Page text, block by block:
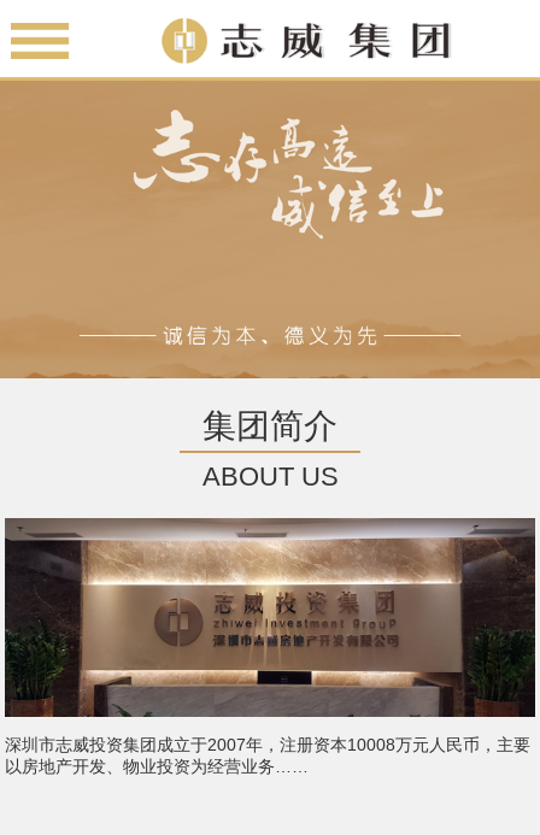
集团简介
ABOUT US
深圳市志威投资集团成立于2007年，注册资本10008万元人民币，主要
以房地产开发、物业投资为经营业务……